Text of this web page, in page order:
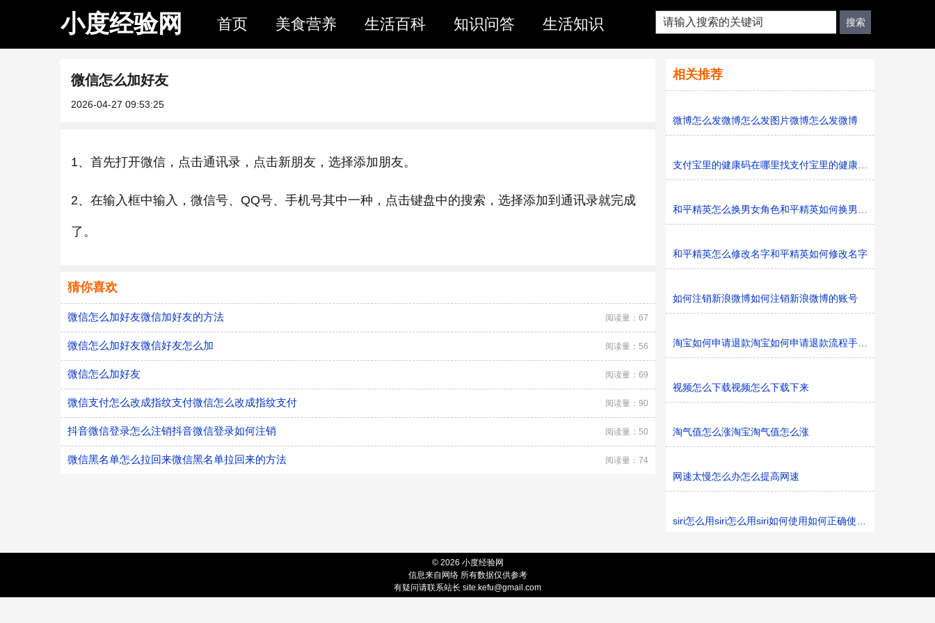
小度经验网 首页 美食营养 生活百科 知识问答 生活知识
微信怎么加好友
2026-04-27 09:53:25
1、首先打开微信，点击通讯录，点击新朋友，选择添加朋友。
2、在输入框中输入，微信号、QQ号、手机号其中一种，点击键盘中的搜索，选择添加到通讯录就完成
了。
猜你喜欢
微信怎么加好友微信加好友的方法 阅读量：67
微信怎么加好友微信好友怎么加 阅读量：56
微信怎么加好友 阅读量：69
微信支付怎么改成指纹支付微信怎么改成指纹支付 阅读量：90
抖音微信登录怎么注销抖音微信登录如何注销 阅读量：50
微信黑名单怎么拉回来微信黑名单拉回来的方法 阅读量：74
相关推荐
微博怎么发微博怎么发图片微博怎么发微博
支付宝里的健康码在哪里找支付宝里的健康码在哪里找到支
和平精英怎么换男女角色和平精英如何换男女人物角色
和平精英怎么修改名字和平精英如何修改名字
如何注销新浪微博如何注销新浪微博的账号
淘宝如何申请退款淘宝如何申请退款流程手机淘宝如何申请
视频怎么下载视频怎么下载下来
淘气值怎么涨淘宝淘气值怎么涨
网速太慢怎么办怎么提高网速
siri怎么用siri怎么用siri如何使用如何正确使用siri
© 2026 小度经验网
信息来自网络 所有数据仅供参考
有疑问请联系站长 site.kefu@gmail.com